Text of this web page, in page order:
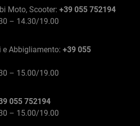
Moto, Scooter: +39 055 752194
– 14.30/19.00
e Abbigliamento: +39 055
– 15.00/19.00
055 752194
– 15.00/19.00